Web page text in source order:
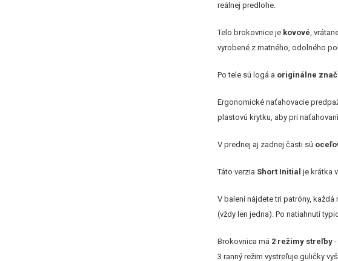
reálnej predlohe.
Telo brokovnice je kovové,
vyrobené z matného, odolného
Po tele sú logá a originálne
Ergonomické naťahovacie
plastovú krytku, aby pri
V prednej aj zadnej časti sú
Táto verzia Short Initial je krátka
V balení nájdete tri patróny, každá
(vždy len jedna). Po natiahnutí
Brokovnica má 2 režimy streľby
3 ranný režim vystreľuje guličky